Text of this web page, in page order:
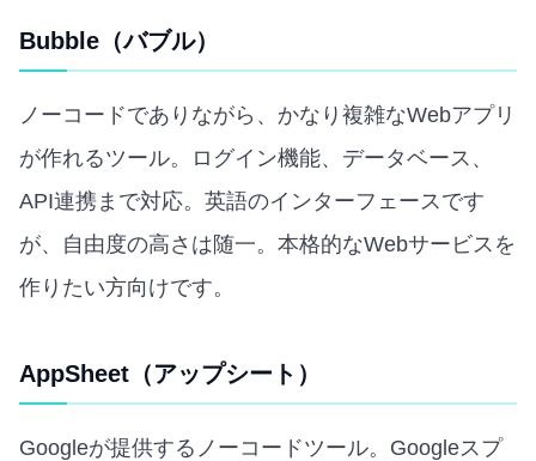
Bubble（バブル）
ノーコードでありながら、かなり複雑なWebアプリ
が作れるツール。ログイン機能、データベース、
API連携まで対応。英語のインターフェースです
が、自由度の高さは随一。本格的なWebサービスを
作りたい方向けです。
AppSheet（アップシート）
Googleが提供するノーコードツール。Googleスプ